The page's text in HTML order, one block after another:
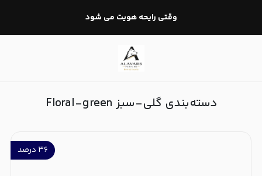
وقتی رایحه هویت می شود
دسته‌بندی گلی-سبز Floral-green
۳۶ درصد